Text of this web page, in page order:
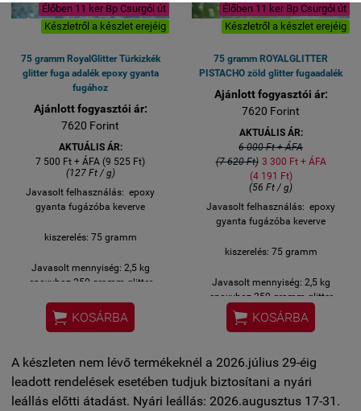
Élőben 11 ker Bp Csurgói út
Készletről a készlet erejéig
75 gramm RoyalGlitter Türkizkék
glitter fuga adalék epoxy gyanta
fugához
Ajánlott fogyasztói ár:
7620 Forint
AKTUÁLIS ÁR:
7 500 Ft + ÁFA (9 525 Ft)
(127 Ft / g)
Javasolt felhasználás: epoxy
gyanta fugázóba keverve
kiszerelés: 75 gramm
Javasolt mennyiség: 2,5 kg
epoxyhoz 250 gramm glitter
 KOSÁRBA
Élőben 11 ker Bp Csurgói út
Készletről a készlet erejéig
75 gramm ROYALGLITTER
PISTACHO zöld glitter fugaadalék
Ajánlott fogyasztói ár:
7620 Forint
AKTUÁLIS ÁR:
6 000 Ft + ÁFA
(7 620 Ft) 3 300 Ft + ÁFA
(4 191 Ft)
(56 Ft / g)
Javasolt felhasználás: epoxy
gyanta fugázóba keverve
kiszerelés: 75 gramm
Javasolt mennyiség: 2,5 kg
epoxyhoz 250 gramm glitter
 KOSÁRBA
A készleten nem lévő termékeknél a 2026.július 29-éig
leadott rendelések esetében tudjuk biztosítani a nyári
leállás előtti átadást. Nyári leállás: 2026.augusztus 17-31.